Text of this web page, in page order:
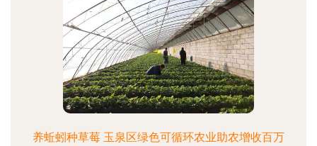
养蚯蚓种草莓 玉泉区绿色可循环农业助农增收百万